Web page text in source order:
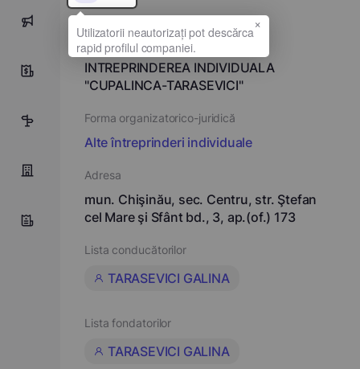
0
5
Denumirea completă
INTREPRINDEREA INDIVIDUALA
"CUPALINCA-TARASEVICI"
Forma organizatorico-juridică
Alte întreprinderi individuale
Adresa
mun. Chişinău, sec. Centru, str. Ştefan
cel Mare şi Sfânt bd., 3, ap.(of.) 173
Lista conducătorilor
TARASEVICI GALINA
Lista fondatorilor
TARASEVICI GALINA
×